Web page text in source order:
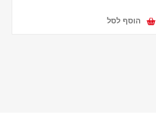
הוסף לסל